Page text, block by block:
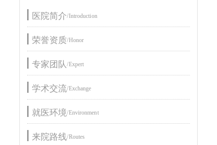
医院简介/Introduction
荣誉资质/Honor
专家团队/Expert
学术交流/Exchange
就医环境/Environment
来院路线/Routes